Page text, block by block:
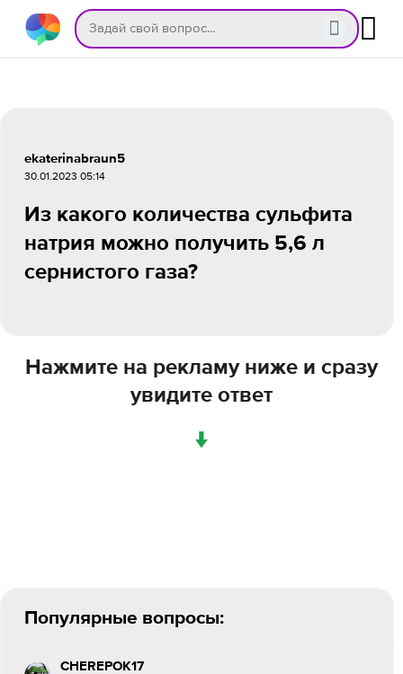
ekaterinabraun5
30.01.2023 05:14
Из какого количества сульфита
натрия можно получить 5,6 л
сернистого газа?
Нажмите на рекламу ниже и сразу
увидите ответ
↓
Популярные вопросы:
CHEREPOK17